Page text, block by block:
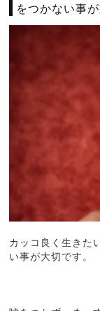
をつかない事が
カッコ良く生きた
い事が大切です。